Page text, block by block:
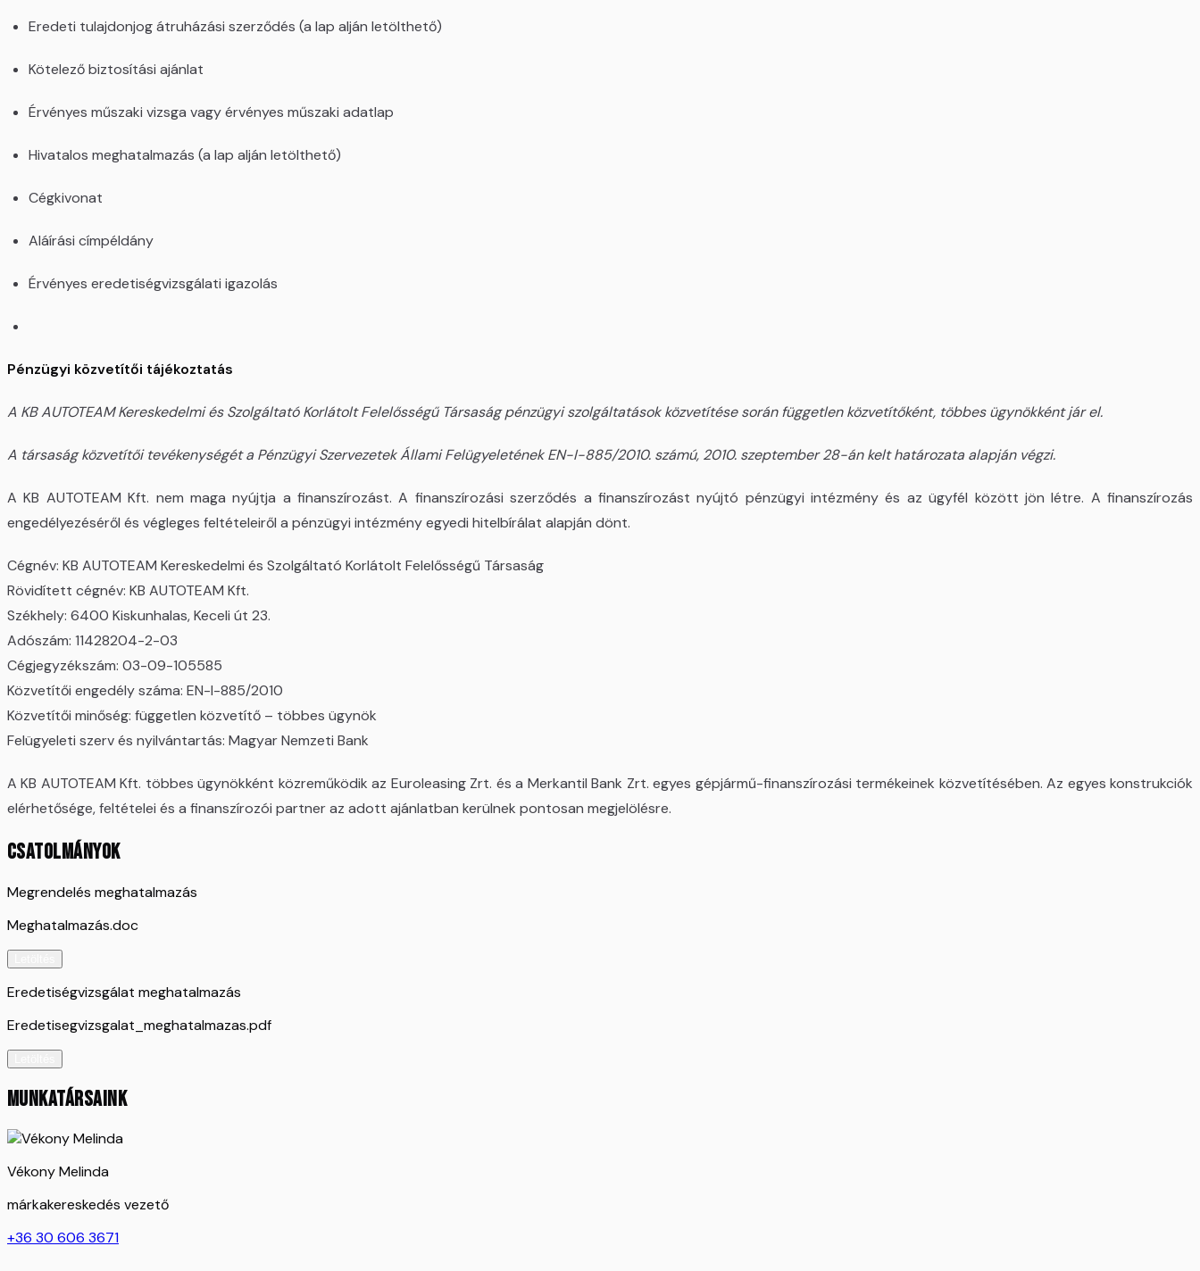
Eredeti tulajdonjog átruházási szerződés (a lap alján letölthető)
Kötelező biztosítási ajánlat
Érvényes műszaki vizsga vagy érvényes műszaki adatlap
Hivatalos meghatalmazás (a lap alján letölthető)
Cégkivonat
Aláírási címpéldány
Érvényes eredetiségvizsgálati igazolás
Pénzügyi közvetítői tájékoztatás
A KB AUTOTEAM Kereskedelmi és Szolgáltató Korlátolt Felelősségű Társaság pénzügyi szolgáltatások közvetítése során független közvetítőként, többes ügynökként jár el.
A társaság közvetítői tevékenységét a Pénzügyi Szervezetek Állami Felügyeletének EN-I-885/2010. számú, 2010. szeptember 28-án kelt határozata alapján végzi.
A KB AUTOTEAM Kft. nem maga nyújtja a finanszírozást. A finanszírozási szerződés a finanszírozást nyújtó pénzügyi intézmény és az ügyfél között jön létre. A finanszírozás
engedélyezéséről és végleges feltételeiről a pénzügyi intézmény egyedi hitelbírálat alapján dönt.
Cégnév: KB AUTOTEAM Kereskedelmi és Szolgáltató Korlátolt Felelősségű Társaság
Rövidített cégnév: KB AUTOTEAM Kft.
Székhely: 6400 Kiskunhalas, Keceli út 23.
Adószám: 11428204-2-03
Cégjegyzékszám: 03-09-105585
Közvetítői engedély száma: EN-I-885/2010
Közvetítői minőség: független közvetítő – többes ügynök
Felügyeleti szerv és nyilvántartás: Magyar Nemzeti Bank
A KB AUTOTEAM Kft. többes ügynökként közreműködik az Euroleasing Zrt. és a Merkantil Bank Zrt. egyes gépjármű-finanszírozási termékeinek közvetítésében. Az egyes konstrukciók
elérhetősége, feltételei és a finanszírozói partner az adott ajánlatban kerülnek pontosan megjelölésre.
CSATOLMÁNYOK
Megrendelés meghatalmazás
Meghatalmazás.doc
Eredetiségvizsgálat meghatalmazás
Eredetisegvizsgalat_meghatalmazas.pdf
MUNKATÁRSAINK
Vékony Melinda
márkakereskedés vezető
+36 30 606 3671